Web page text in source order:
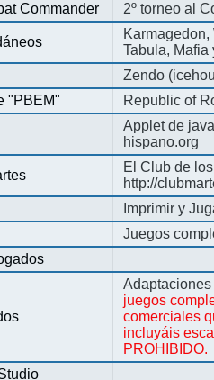
Commander
2º torneo al
Tabula, Mafia
Zendo
"PBEM"
Republic of
Applet de
hispano.org
El Club de
http://
Imprimir y
Juegos
juegos
comerciales
incluyáis
PROHIBIDO.